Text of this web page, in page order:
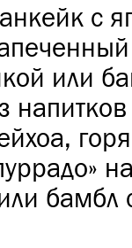
с
или
бамбл